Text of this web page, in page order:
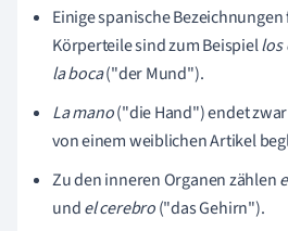
Einige spanische
Körperteile sind zum Beispiellos
la boca("der Mund").
La mano("die Hand") endet
von einem weiblichen Artikel
Zu den inneren Organen zählen
undel cerebro("das Gehirn").